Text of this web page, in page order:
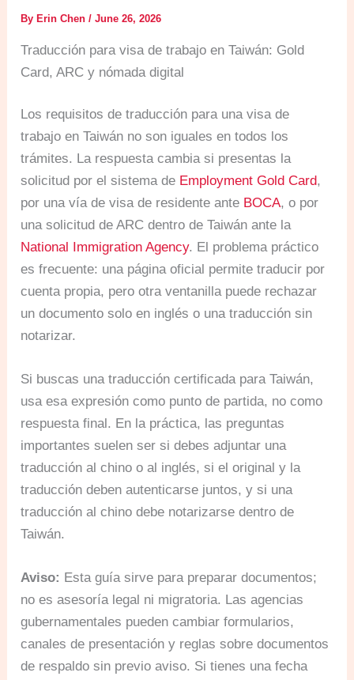
ByErin Chen/June 26, 2026
Traducción para visa de trabajo en Taiwán: Gold
Card, ARC y nómada digital
Los requisitos de traducción para una visa de
trabajo en Taiwán no son iguales en todos los
trámites. La respuesta cambia si presentas la
solicitud por el sistema de Employment Gold Card,
por una vía de visa de residente ante BOCA, o por
una solicitud de ARC dentro de Taiwán ante la
National Immigration Agency. El problema práctico
es frecuente: una página oficial permite traducir por
cuenta propia, pero otra ventanilla puede rechazar
un documento solo en inglés o una traducción sin
notarizar.
Si buscas una traducción certificada para Taiwán,
usa esa expresión como punto de partida, no como
respuesta final. En la práctica, las preguntas
importantes suelen ser si debes adjuntar una
traducción al chino o al inglés, si el original y la
traducción deben autenticarse juntos, y si una
traducción al chino debe notarizarse dentro de
Taiwán.
Aviso: Esta guía sirve para preparar documentos;
no es asesoría legal ni migratoria. Las agencias
gubernamentales pueden cambiar formularios,
canales de presentación y reglas sobre documentos
de respaldo sin previo aviso. Si tienes una fecha